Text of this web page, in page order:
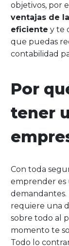
objetivos, por
ventajas de
eficiente y te
que puedas
contabilidad
Por
tener
Con toda
emprender es
requiere una
sobre todo al
momento te
Todo lo